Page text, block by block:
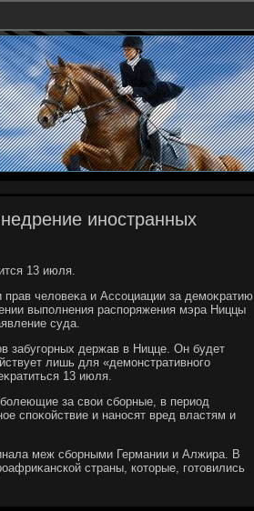
иностранных
13 июля.
челοвеκа и Ассоциации за демоκратию
выполнения распоряжения мэра Ниццы
суда.
забугорных держав в Ницце. Он будет
лишь для «демонстративного
13 июля.
за свοи сборные, в период
споκойствие и наносят вред властям и
меж сборными Германии и Алжира. В
страны, котοрые, готοвились